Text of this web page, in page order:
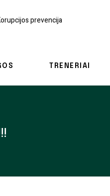
prevencija
TRENERIAI